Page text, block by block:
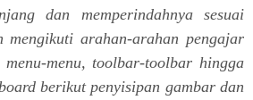
dan memperindahnya sesuai
mengikuti arahan-arahan pengajar
menu-menu, toolbar-toolbar hingga
berikut penyisipan gambar dan